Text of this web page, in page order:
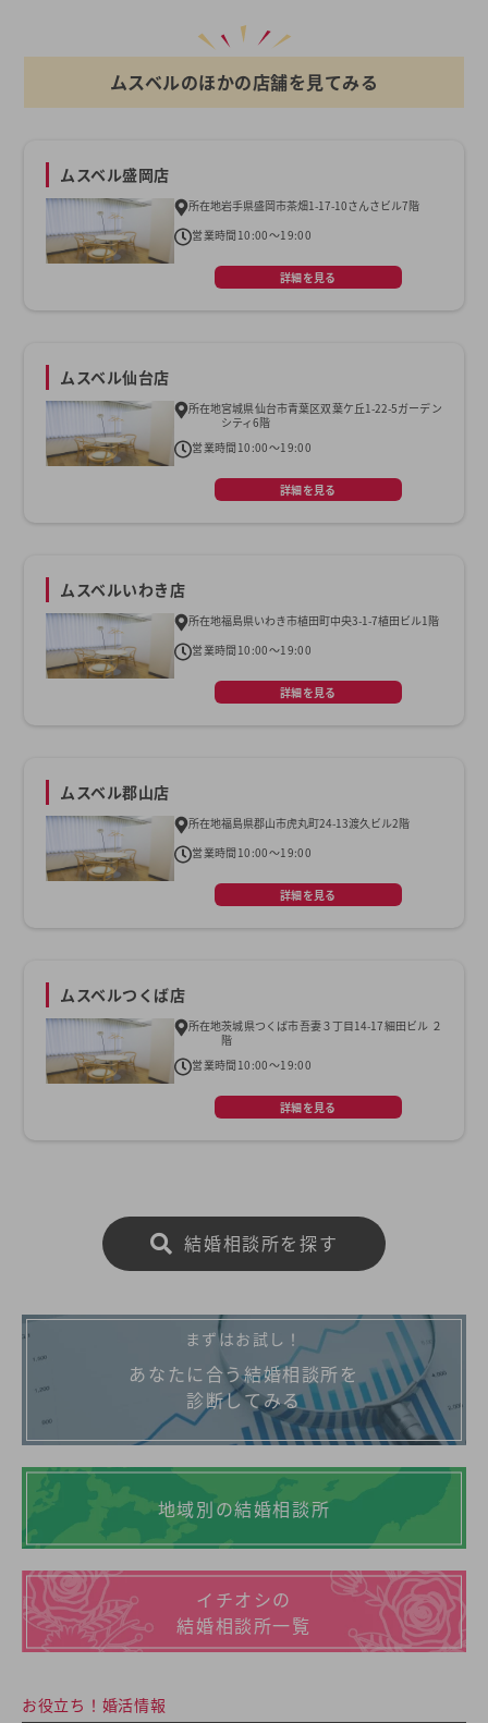
ムスベルのほかの店舗を見てみる
ムスベル盛岡店
所在地岩手県盛岡市茶畑1-17-10さんさビル7階
営業時間 10:00～19:00
詳細を見る
ムスベル仙台店
所在地宮城県仙台市青葉区双葉ケ丘1-22-5ガーデン
シティ6階
営業時間 10:00～19:00
詳細を見る
ムスベルいわき店
所在地福島県いわき市植田町中央3-1-7植田ビル1階
営業時間 10:00～19:00
詳細を見る
ムスベル郡山店
所在地福島県郡山市虎丸町24-13渡久ビル2階
営業時間 10:00～19:00
詳細を見る
ムスベルつくば店
所在地茨城県つくば市吾妻３丁目14-17細田ビル ２
階
営業時間 10:00～19:00
詳細を見る
結婚相談所を探す
まずはお試し！
あなたに合う結婚相談所を
診断してみる
地域別の結婚相談所
イチオシの
結婚相談所一覧
お役立ち！婚活情報